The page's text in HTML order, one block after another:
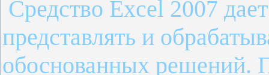
Cредство Excel 2007
представлять и
обоснованных решений.